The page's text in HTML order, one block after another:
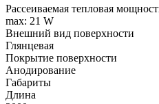
Рассеиваемая тепловая
max: 21 W
Внешний вид поверхности
Глянцевая
Покрытие поверхности
Анодирование
Габариты
Длина